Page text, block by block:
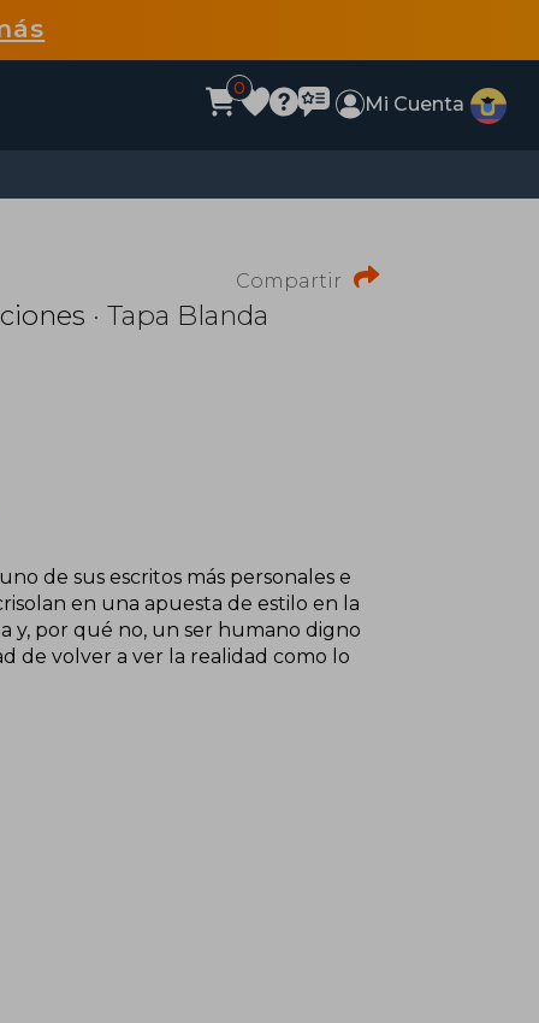
0
Mi Cuenta
Compartir
· Tapa Blanda
de sus escritos más personales e
en una apuesta de estilo en la
y, por qué no, un ser humano digno
de volver a ver la realidad como lo